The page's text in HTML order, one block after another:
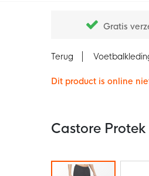
Gratis
Terug
Dit product is online
Castore
Ga